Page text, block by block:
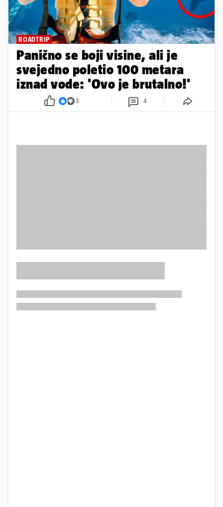
ROADTRIP
Panično se boji visine, ali je
svejedno poletio 100 metara
iznad vode: 'Ovo je brutalno!'
3 4